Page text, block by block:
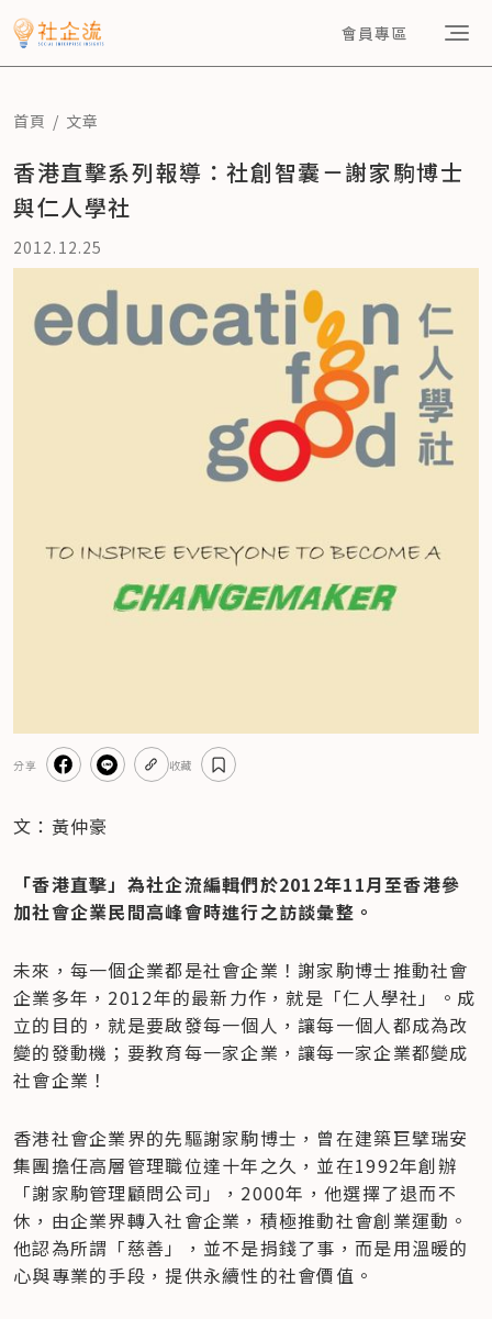
會員專區
首頁 文章
香港直擊系列報導：社創智囊－謝家駒博士
與仁人學社
2012.12.25
分享 收藏
文：黃仲豪
「香港直擊」為社企流編輯們於2012年11月至香港參
加社會企業民間高峰會時進行之訪談彙整。
未來，每一個企業都是社會企業！謝家駒博士推動社會
企業多年，2012年的最新力作，就是「仁人學社」。成
立的目的，就是要啟發每一個人，讓每一個人都成為改
變的發動機；要教育每一家企業，讓每一家企業都變成
社會企業！
香港社會企業界的先驅謝家駒博士，曾在建築巨擘瑞安
集團擔任高層管理職位達十年之久，並在1992年創辦
「謝家駒管理顧問公司」，2000年，他選擇了退而不
休，由企業界轉入社會企業，積極推動社會創業運動。
他認為所謂「慈善」，並不是捐錢了事，而是用溫暖的
心與專業的手段，提供永續性的社會價值。